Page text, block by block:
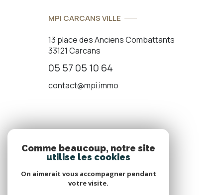
MPI CARCANS VILLE
13 place des Anciens Combattants
33121 Carcans
05 57 05 10 64
contact@mpi.immo
ADHÉRENTS
Nous adhérons
Comme beaucoup, notre site
utilise les cookies
On aimerait vous accompagner pendant
votre visite.